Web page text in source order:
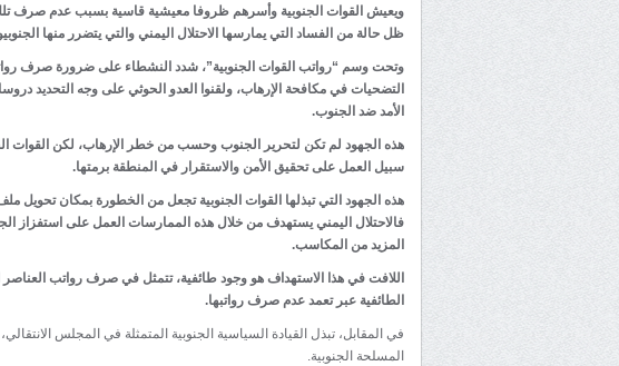
ويعيش القوات الجنوبية وأسرهم ظروفا معيشية قاسية بسبب عدم صرف
ظل حالة من الفساد التي يمارسها الاحتلال اليمني والتي يتضرر منها
وتحت وسم “رواتب القوات الجنوبية”، شدد النشطاء على ضرورة صرف
التضحيات في مكافحة الإرهاب، ولقنوا العدو الحوثي على وجه التحديد
الأمد ضد الجنوب.
هذه الجهود لم تكن لتحرير الجنوب وحسب من خطر الإرهاب، لكن القوات
سبيل العمل على تحقيق الأمن والاستقرار في المنطقة برمتها.
هذه الجهود التي تبذلها القوات الجنوبية تجعل من الخطورة بمكان
فالاحتلال اليمني يستهدف من خلال هذه الممارسات العمل على استفزاز
المزيد من المكاسب.
اللافت في هذا الاستهداف هو وجود طائفية، تتمثل في صرف رواتب العناصر
الطائفية عبر تعمد عدم صرف رواتبها.
في المقابل، تبذل القيادة السياسية الجنوبية المتمثلة في المجلس
المسلحة الجنوبية.